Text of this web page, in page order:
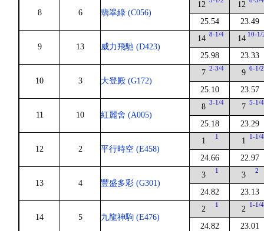
8 6 翡翠綠 (C056)
12
25.54
12
23.49
9 13 威力飛馳 (D423)
14 8-1/4
25.98
14 10-1/
23.33
10 3 大登殿 (G172)
7 2-3/4
25.10
9 6-1/2
23.57
11 10 紅麗舍 (A005)
8 3-1/4
25.18
7 5-1/4
23.29
12 2 平行時空 (E458)
1 1
24.66
1 1-1/4
22.97
13 4 豐盛多彩 (G301)
3 1
24.82
3 2
23.13
14 5 九龍神駒 (E476)
2 1
24.82
2 1-1/4
23.01